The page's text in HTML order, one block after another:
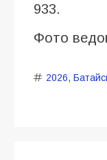
933.
Фото
2026,